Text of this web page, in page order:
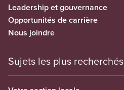
Leadership et gouvernance
Opportunités de carrière
Nous joindre
Sujets les plus recherchés